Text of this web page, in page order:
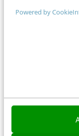
Powered by
Frankwatching